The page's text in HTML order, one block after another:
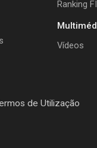
Ranking
Vídeos
de Utilização